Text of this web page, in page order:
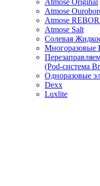
Atmose Original
Atmose
Atmose
Atmose Salt
Солевая
Многоразовые
(Pod-система
Одноразовые
Dexx
Luxlite